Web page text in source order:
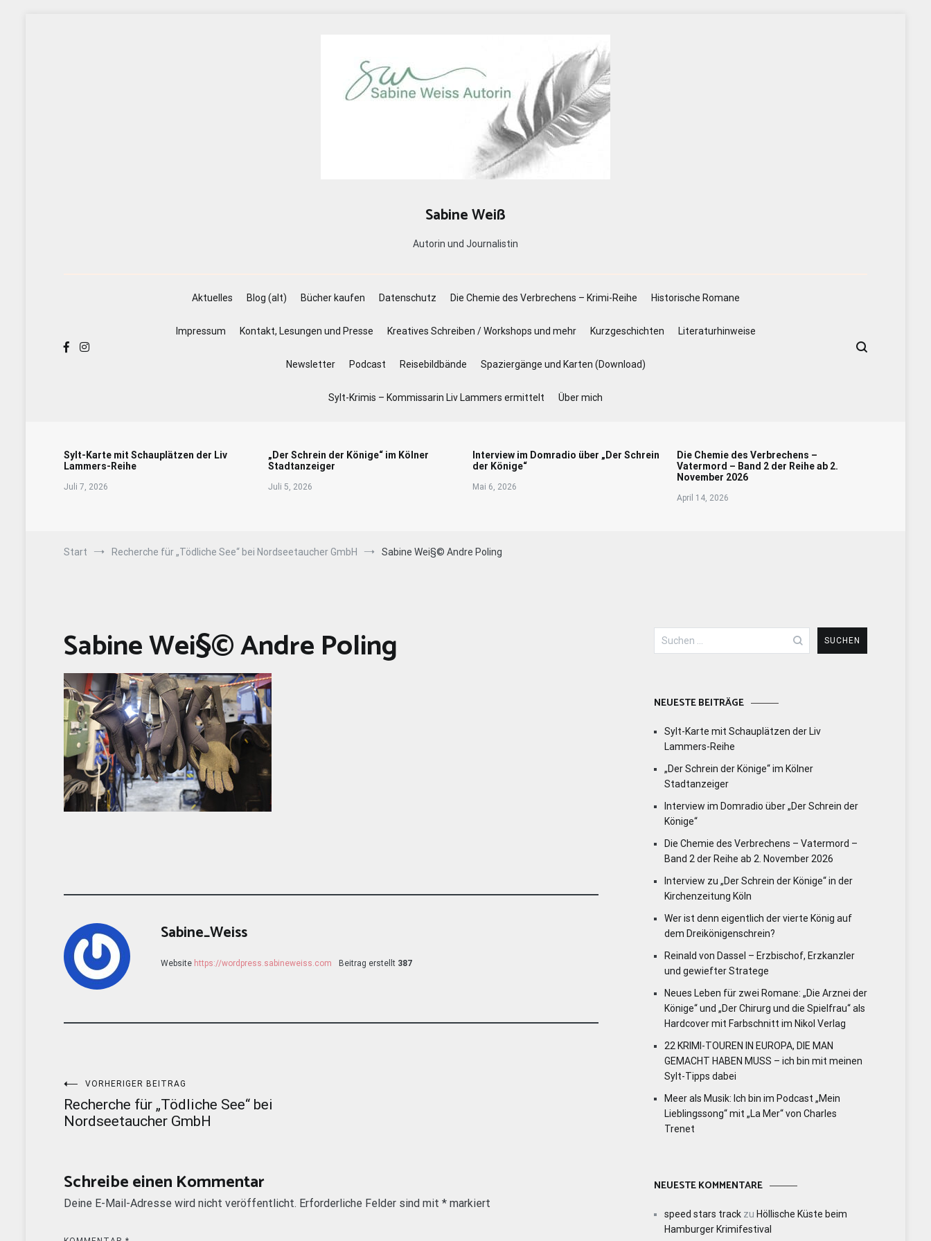
Sabine Weiß
Autorin und Journalistin
Aktuelles Blog (alt) Bücher kaufen Datenschutz Die Chemie des Verbrechens – Krimi-Reihe Historische Romane
Impressum Kontakt, Lesungen und Presse Kreatives Schreiben / Workshops und mehr Kurzgeschichten Literaturhinweise
Newsletter Podcast Reisebildbände Spaziergänge und Karten (Download)
Sylt-Krimis – Kommissarin Liv Lammers ermittelt Über mich
Sylt-Karte mit Schauplätzen der Liv
Lammers-Reihe
Juli 7, 2026
„Der Schrein der Könige“ im Kölner
Stadtanzeiger
Juli 5, 2026
Interview im Domradio über „Der Schrein
der Könige“
Mai 6, 2026
Die Chemie des Verbrechens –
Vatermord – Band 2 der Reihe ab 2.
November 2026
April 14, 2026
Start Recherche für „Tödliche See“ bei Nordseetaucher GmbH Sabine Wei§© Andre Poling
Sabine Wei§© Andre Poling
Sabine_Weiss
Website https://wordpress.sabineweiss.com Beitrag erstellt 387
Beitragsnavigation
VORHERIGER BEITRAG
Recherche für „Tödliche See“ bei
Nordseetaucher GmbH
Schreibe einen Kommentar
Deine E-Mail-Adresse wird nicht veröffentlicht. Erforderliche Felder sind mit * markiert
Suchen
nach:
NEUESTE BEITRÄGE
Sylt-Karte mit Schauplätzen der Liv
Lammers-Reihe
„Der Schrein der Könige“ im Kölner
Stadtanzeiger
Interview im Domradio über „Der Schrein der
Könige“
Die Chemie des Verbrechens – Vatermord –
Band 2 der Reihe ab 2. November 2026
Interview zu „Der Schrein der Könige“ in der
Kirchenzeitung Köln
Wer ist denn eigentlich der vierte König auf
dem Dreikönigenschrein?
Reinald von Dassel – Erzbischof, Erzkanzler
und gewiefter Stratege
Neues Leben für zwei Romane: „Die Arznei der
Könige“ und „Der Chirurg und die Spielfrau“ als
Hardcover mit Farbschnitt im Nikol Verlag
22 KRIMI-TOUREN IN EUROPA, DIE MAN
GEMACHT HABEN MUSS – ich bin mit meinen
Sylt-Tipps dabei
Meer als Musik: Ich bin im Podcast „Mein
Lieblingssong“ mit „La Mer“ von Charles
Trenet
NEUESTE KOMMENTARE
speed stars track zu Höllische Küste beim
Hamburger Krimifestival